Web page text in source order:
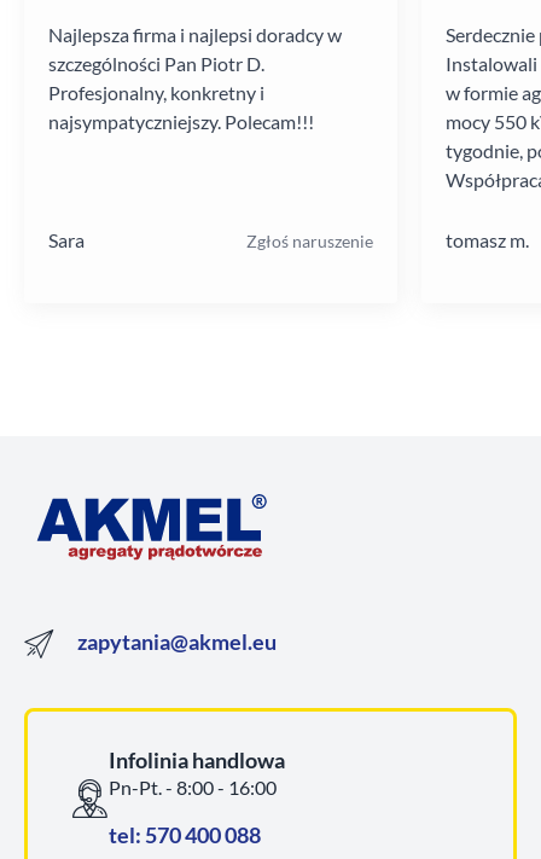
Najlepsza firma i najlepsi doradcy w
szczególności Pan Piotr D.
Profesjonalny, konkretny i
najsympatyczniejszy. Polecam!!!
Sara Zgłoś naruszenie
Instalowali
w formie
mocy 550
tygodnie,
tomasz m.
zapytania@akmel.eu
Infolinia handlowa
Pn-Pt. - 8:00 - 16:00
tel: 570 400 088